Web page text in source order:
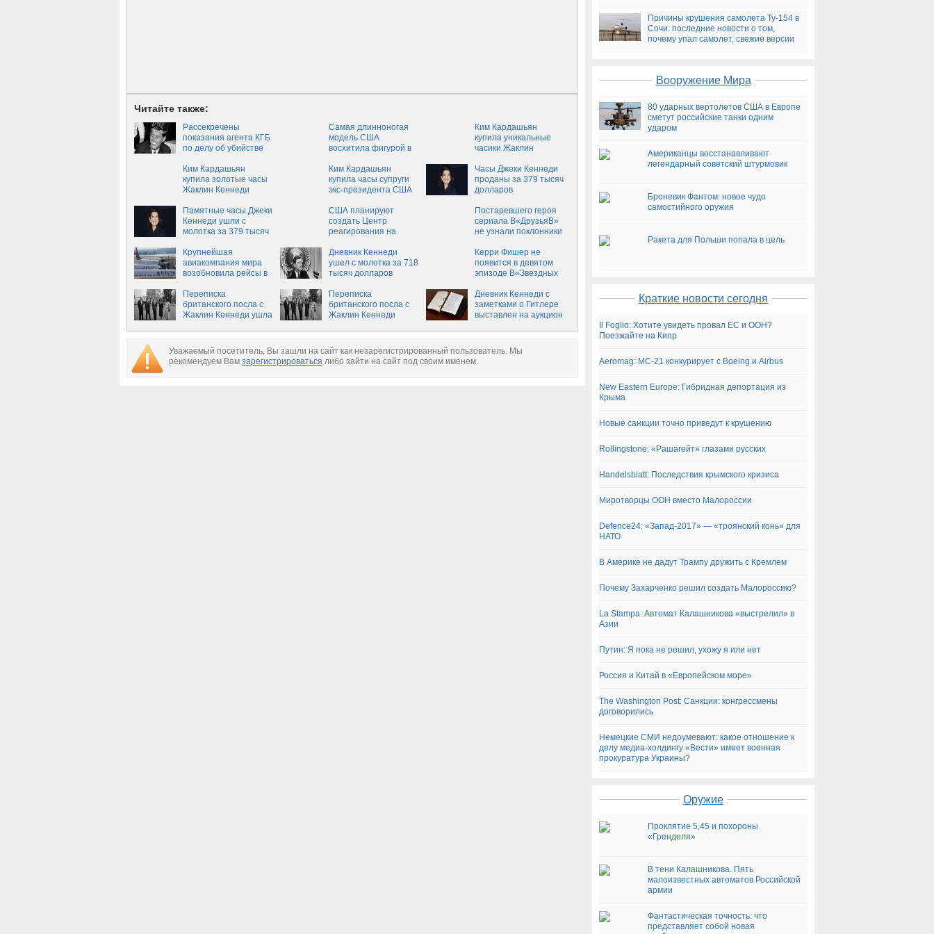
Читайте также:
Рассекречены
показания агента КГБ
по делу об убийстве
Самая длинноногая
модель США
восхитила фигурой в
Ким Кардашьян
купила уникальные
часики Жаклин
Ким Кардашьян
купила золотые часы
Жаклин Кеннеди
Ким Кардашьян
купила часы супруги
экс-президента США
Часы Джеки Кеннеди
проданы за 379 тысяч
долларов
Памятные часы Джеки
Кеннеди ушли с
молотка за 379 тысяч
США планируют
создать Центр
реагирования на
Постаревшего героя
сериала В«ДрузьяВ»
не узнали поклонники
Крупнейшая
авиакомпания мира
возобновила рейсы в
Дневник Кеннеди
ушел с молотка за 718
тысяч долларов
Керри Фишер не
появится в девятом
эпизоде В«Звездных
Переписка
британского посла с
Жаклин Кеннеди ушла
Переписка
британского посла с
Жаклин Кеннеди
Дневник Кеннеди с
заметками о Гитлере
выставлен на аукцион
Уважаемый посетитель, Вы зашли на сайт как незарегистрированный пользователь. Мы
рекомендуем Вам зарегистрироваться либо зайти на сайт под своим именем.
Причины крушения самолета Ту-154 в
Сочи: последние новости о том,
почему упал самолет, свежие версии
Вооружение Мира
80 ударных вертолетов США в Европе
сметут российские танки одним
ударом
Американцы восстанавливают
легендарный советский штурмовик
Броневик Фантом: новое чудо
самостийного оружия
Ракета для Польши попала в цель
Краткие новости сегодня
Il Foglio: Хотите увидеть провал ЕС и ООН?
Поезжайте на Кипр
Aeromag: МС-21 конкурирует с Boeing и Airbus
New Eastern Europe: Гибридная депортация из
Крыма
Новые санкции точно приведут к крушению
Rollingstone: «Рашагейт» глазами русских
Handelsblatt: Последствия крымского кризиса
Миротворцы ООН вместо Малороссии
Defence24: «Запад-2017» — «троянский конь» для
НАТО
В Америке не дадут Трампу дружить с Кремлем
Почему Захарченко решил создать Малороссию?
La Stampa: Автомат Калашникова «выстрелил» в
Азии
Путин: Я пока не решил, ухожу я или нет
Россия и Китай в «Европейском море»
The Washington Post: Санкции: конгрессмены
договорились
Немецкие СМИ недоумевают: какое отношение к
делу медиа-холдингу «Вести» имеет военная
прокуратура Украины?
Оружие
Проклятие 5,45 и похороны
«Гренделя»
В тени Калашникова. Пять
малоизвестных автоматов Российской
армии
Фантастическая точность: что
представляет собой новая